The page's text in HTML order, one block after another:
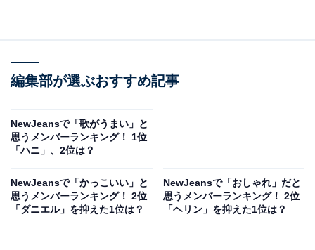
編集部が選ぶおすすめ記事
NewJeansで「歌がうまい」と
思うメンバーランキング！ 1位
「ハニ」、2位は？
NewJeansで「かっこいい」と
思うメンバーランキング！ 2位
「ダニエル」を抑えた1位は？
NewJeansで「おしゃれ」だと
思うメンバーランキング！ 2位
「ヘリン」を抑えた1位は？